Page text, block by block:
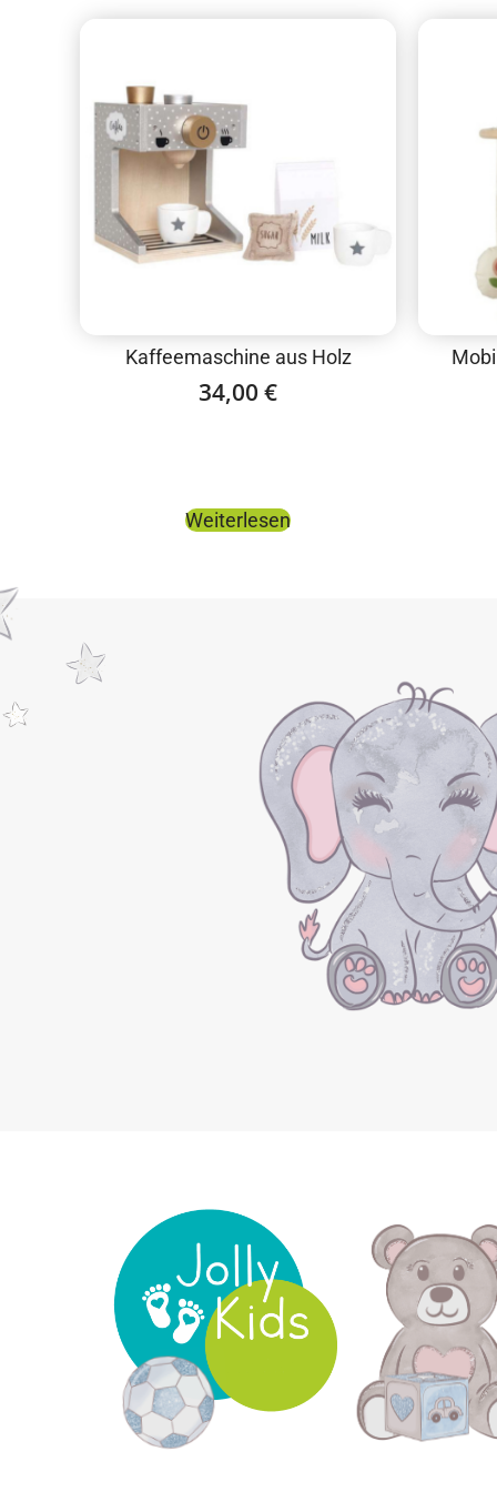
Kaffeemaschine aus Holz
34,00 €
Weiterlesen